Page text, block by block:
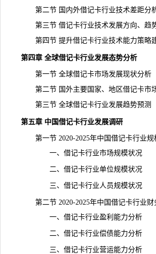
第二节 国内外借记卡行业技术差距分
第三节 借记卡行业技术发展方向、趋
第四节 提升借记卡行业技术能力策略
第四章 全球借记卡行业发展态势分析
第一节 全球借记卡市场发展现状分析
第二节 国外主要国家、地区借记卡市
第三节 全球借记卡行业发展趋势预测
第五章 中国借记卡行业发展调研
第一节 2020-2025年中国借记卡行业规
一、借记卡行业市场规模状况
二、借记卡行业单位规模状况
三、借记卡行业人员规模状况
第二节 2020-2025年中国借记卡行业财
一、借记卡行业盈利能力分析
二、借记卡行业偿债能力分析
三、借记卡行业营运能力分析